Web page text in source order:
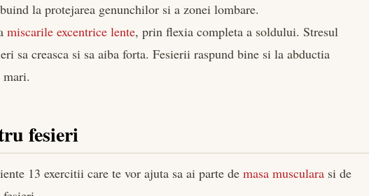
la protejarea genunchilor si a zonei lombare.
miscarile excentrice lente, prin flexia completa a soldului. Stresul
sa creasca si sa aiba forta. Fesierii raspund bine si la abductia
fesieri
13 exercitii care te vor ajuta sa ai parte demasa musculara si de